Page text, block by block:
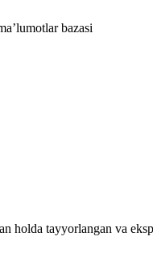
bazasi
holda tayyorlangan va